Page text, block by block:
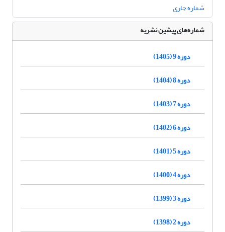
شماره جاری
شماره‌های پیشین نشریه
دوره 9 (1405)
دوره 8 (1404)
دوره 7 (1403)
دوره 6 (1402)
دوره 5 (1401)
دوره 4 (1400)
دوره 3 (1399)
دوره 2 (1398)